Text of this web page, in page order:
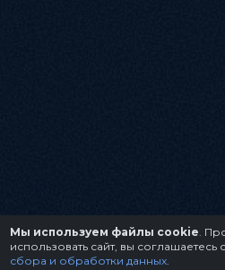
Мы используем файлы cookie .
использовать сайт, вы соглашаетесь с
сбора и обработки данных